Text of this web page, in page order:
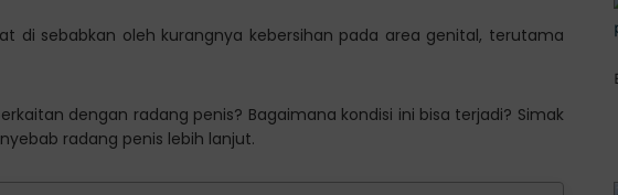
di sebabkan oleh kurangnya kebersihan pada area genital, terutama
dengan radang penis? Bagaimana kondisi ini bisa terjadi? Simak
radang penis lebih lanjut.